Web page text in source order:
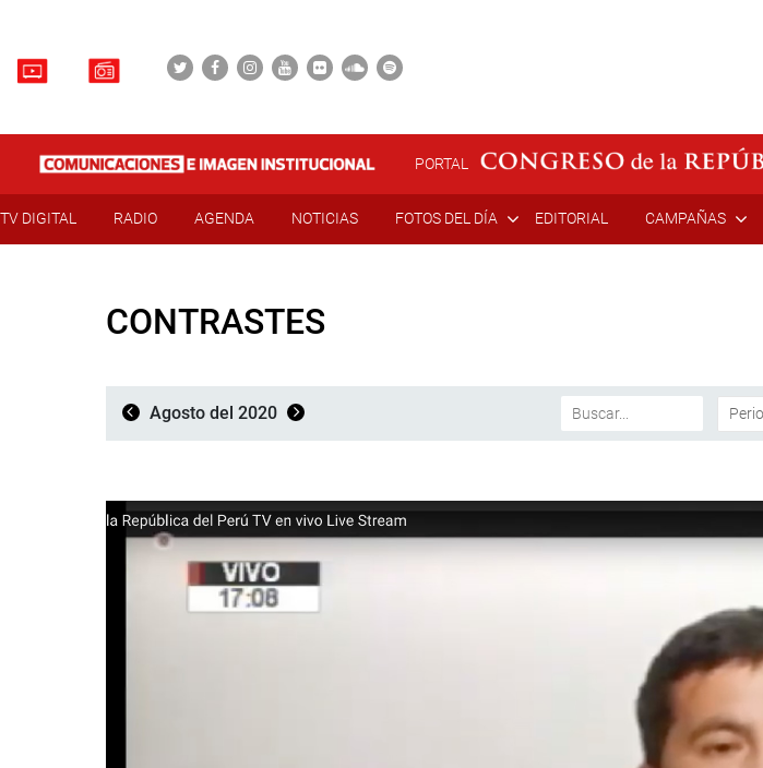
PORTAL
TV DIGITAL RADIO AGENDA NOTICIAS FOTOS DEL DÍA EDITORIAL CAMPAÑAS
CONTRASTES
Agosto del 2020